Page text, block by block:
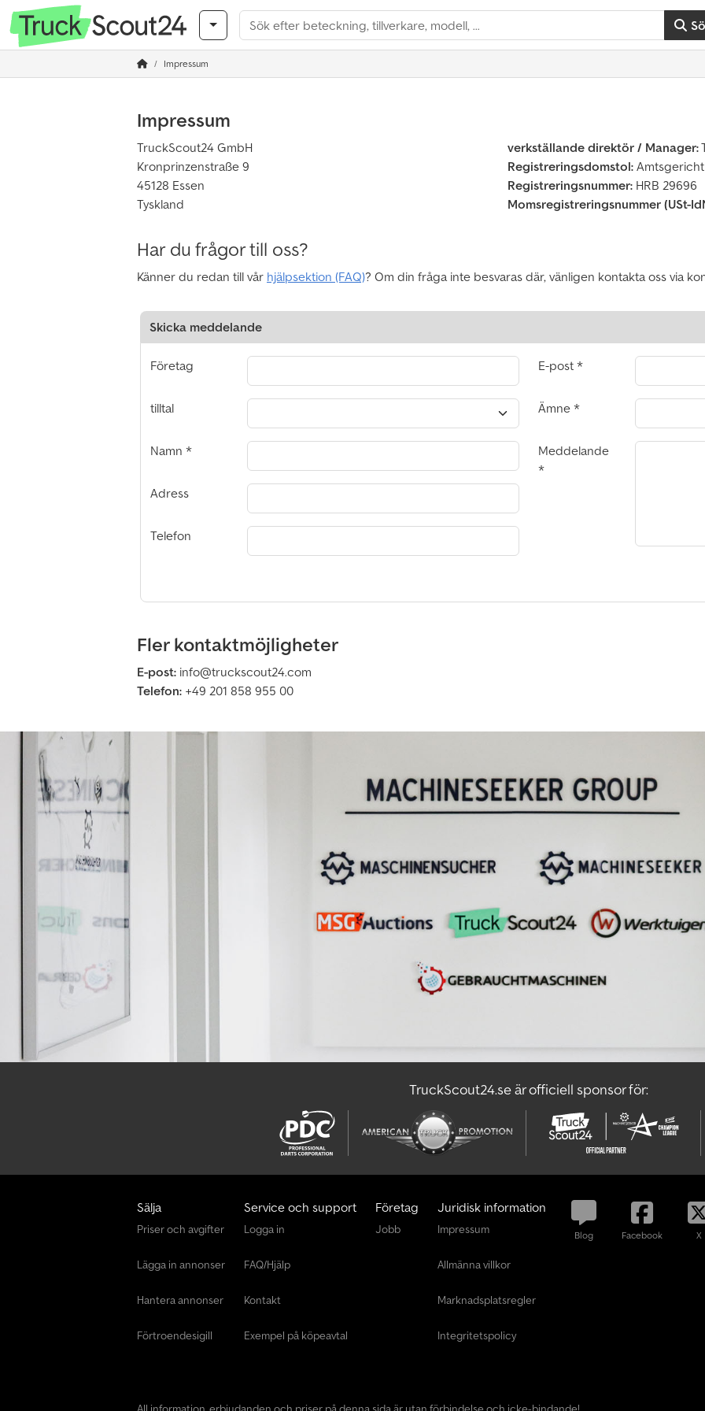
Impressum
Impressum
TruckScout24 GmbH
Kronprinzenstraße 9
45128 Essen
Tyskland
verkställande direktör / Manager:
Registreringsdomstol: Amtsgericht
Registreringsnummer: HRB 29696
Momsregistreringsnummer (USt-
Har du frågor till oss?
Känner du redan till vår hjälpsektion (FAQ)? Om din fråga inte besvaras där, vänligen kontakta oss via
Skicka meddelande
Företag
tilltal
Namn
Adress
Telefon
E-post
Ämne
Meddelande
Fler kontaktmöjligheter
E-post: info@truckscout24.com
Telefon: +49 201 858 955 00
TruckScout24.se är officiell sponsor för:
Sälja
Priser och avgifter
Lägga in annonser
Hantera annonser
Förtroendesigill
Service och support
Logga in
FAQ/Hjälp
Kontakt
Exempel på köpeavtal
Företag
Jobb
Juridisk information
Impressum
Allmänna villkor
Marknadsplatsregler
Integritetspolicy
Blog Facebook X